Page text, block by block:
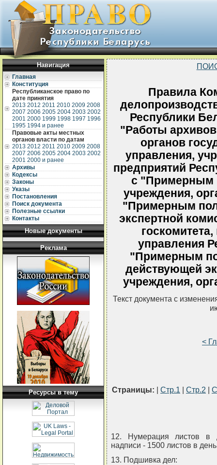
Навигация
Главная
Конституция
Республиканское право по
дате принятия
2013 2012 2011 2010 2009 2008
2007 2006 2005 2004 2003 2002
2001 2000 1999 1998 1997 1996
1995 1994 и ранее
Правовые акты местных
органов власти по датам
2013 2012 2011 2010 2009 2008
2007 2006 2005 2004 2003 2002
2001 2000 и ранее
Архивы
Кодексы
Законы
Указы
Постановления
Поиск документа
Полезные ссылки
Контакты
Новые документы
Реклама
Ресурсы в тему
Правила
Республики
"Работы
органов
управления,
предприятий
с "Примерным
учреждения,
"Примерным
экспертной
управления
"Примерным
действующей
учреждения,
Текст документа с
<
Страницы: Стр.1 Стр.2
12. Нумерация листов в
надписи - 1500 листов в
13. Подшивка дел: